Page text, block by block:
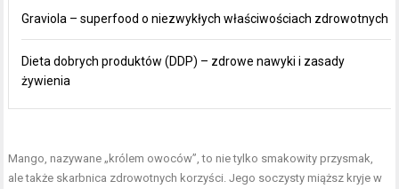
Graviola – superfood o niezwykłych właściwościach zdrowotnych
Dieta dobrych produktów (DDP) – zdrowe nawyki i zasady
żywienia
Mango, nazywane „królem owoców”, to nie tylko smakowity przysmak,
ale także skarbnica zdrowotnych korzyści. Jego soczysty miąższ kryje w